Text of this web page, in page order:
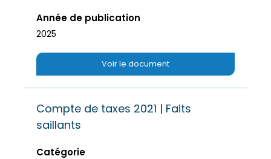
Année de publication
2025
Voir le document
Compte de taxes 2021 | Faits
saillants
Catégorie